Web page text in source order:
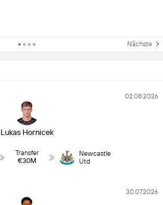
Nächste
Lukas Hornicek
02.08.2026
Transfer
€30M
Newcastle
Utd
30.07.2026